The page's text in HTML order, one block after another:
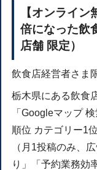
【オンライ
倍になった飲
店舗 限定）
飲食店経営者さま
栃木県にある飲食
「Googleマップ
順位 カテゴリー1
（月1投稿のみ、
り」「予約業務効